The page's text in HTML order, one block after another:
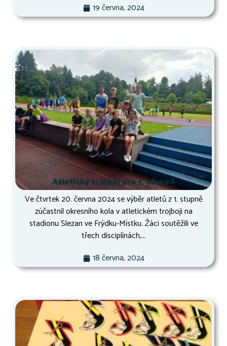
19 června, 2024
Atletický trojboj pro 1. stupeň
Ve čtvrtek 20. června 2024 se výběr atletů z 1. stupně
zúčastnil okresního kola v atletickém trojboji na
stadionu Slezan ve Frýdku-Místku. Žáci soutěžili ve
třech disciplínách,...
18 června, 2024